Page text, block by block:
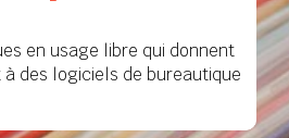
en usage libre qui donnent
des logiciels de bureautique